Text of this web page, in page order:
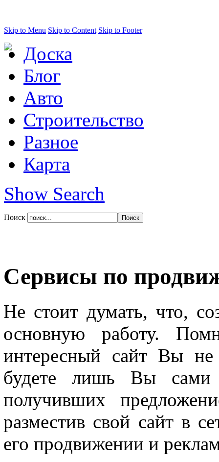
Skip to Menu Skip to Content Skip to Footer
Доска
Блог
Авто
Строительство
Разное
Карта
Show Search
Поиск
Сервисы по
He стоит думать, что,
основную работу.
интересный сайт Вы не
будете лишь Вы сами
получивших
разместив свой сайт в
его продвижении и